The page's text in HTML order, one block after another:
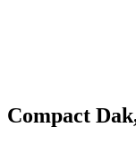
Compact